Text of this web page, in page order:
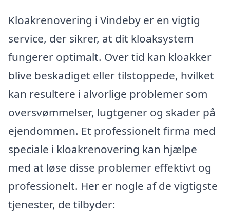
Kloakrenovering i Vindeby er en vigtig
service, der sikrer, at dit kloaksystem
fungerer optimalt. Over tid kan kloakker
blive beskadiget eller tilstoppede, hvilket
kan resultere i alvorlige problemer som
oversvømmelser, lugtgener og skader på
ejendommen. Et professionelt firma med
speciale i kloakrenovering kan hjælpe
med at løse disse problemer effektivt og
professionelt. Her er nogle af de vigtigste
tjenester, de tilbyder: